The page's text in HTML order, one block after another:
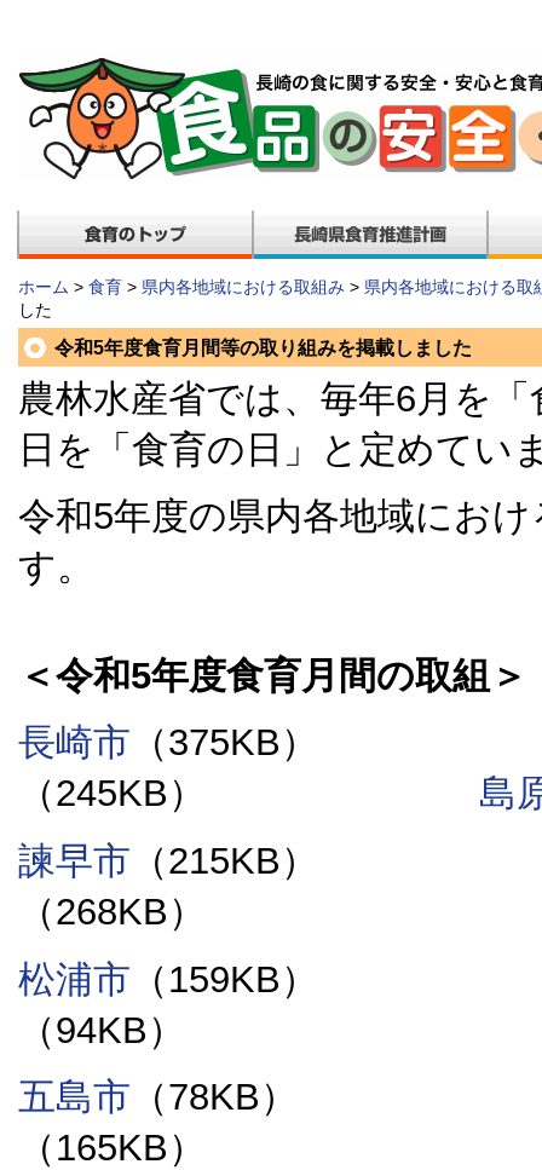
ホーム > 食育 > 県内各地域における取組み > 県内各地域における取
した
令和5年度食育月間等の取り組みを掲載しました
農林水産省では、毎年6月を
日を「食育の日」と定めてい
令和5年度の県内各地域にお
す。
＜令和5年度食育月間の取組＞
長崎市 （375KB
（245KB） 島
諫早市 （215KB
（268KB）
松浦市 （159KB
（94KB
五島市 （78KB
（165KB）